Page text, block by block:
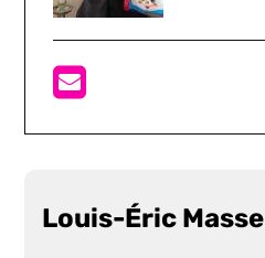
Louis-Éric Masse